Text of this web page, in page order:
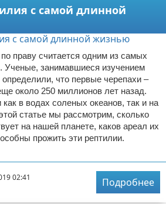
с самой длинной
праву считается одним из самых
Ученые, занимавшиеся изучением
что первые черепахи –
около 250 миллионов лет назад.
в водах соленых океанов, так и на
статье мы рассмотрим, сколько
на нашей планете, каков ареал их
прожить эти рептилии.
02:41
Подробнее